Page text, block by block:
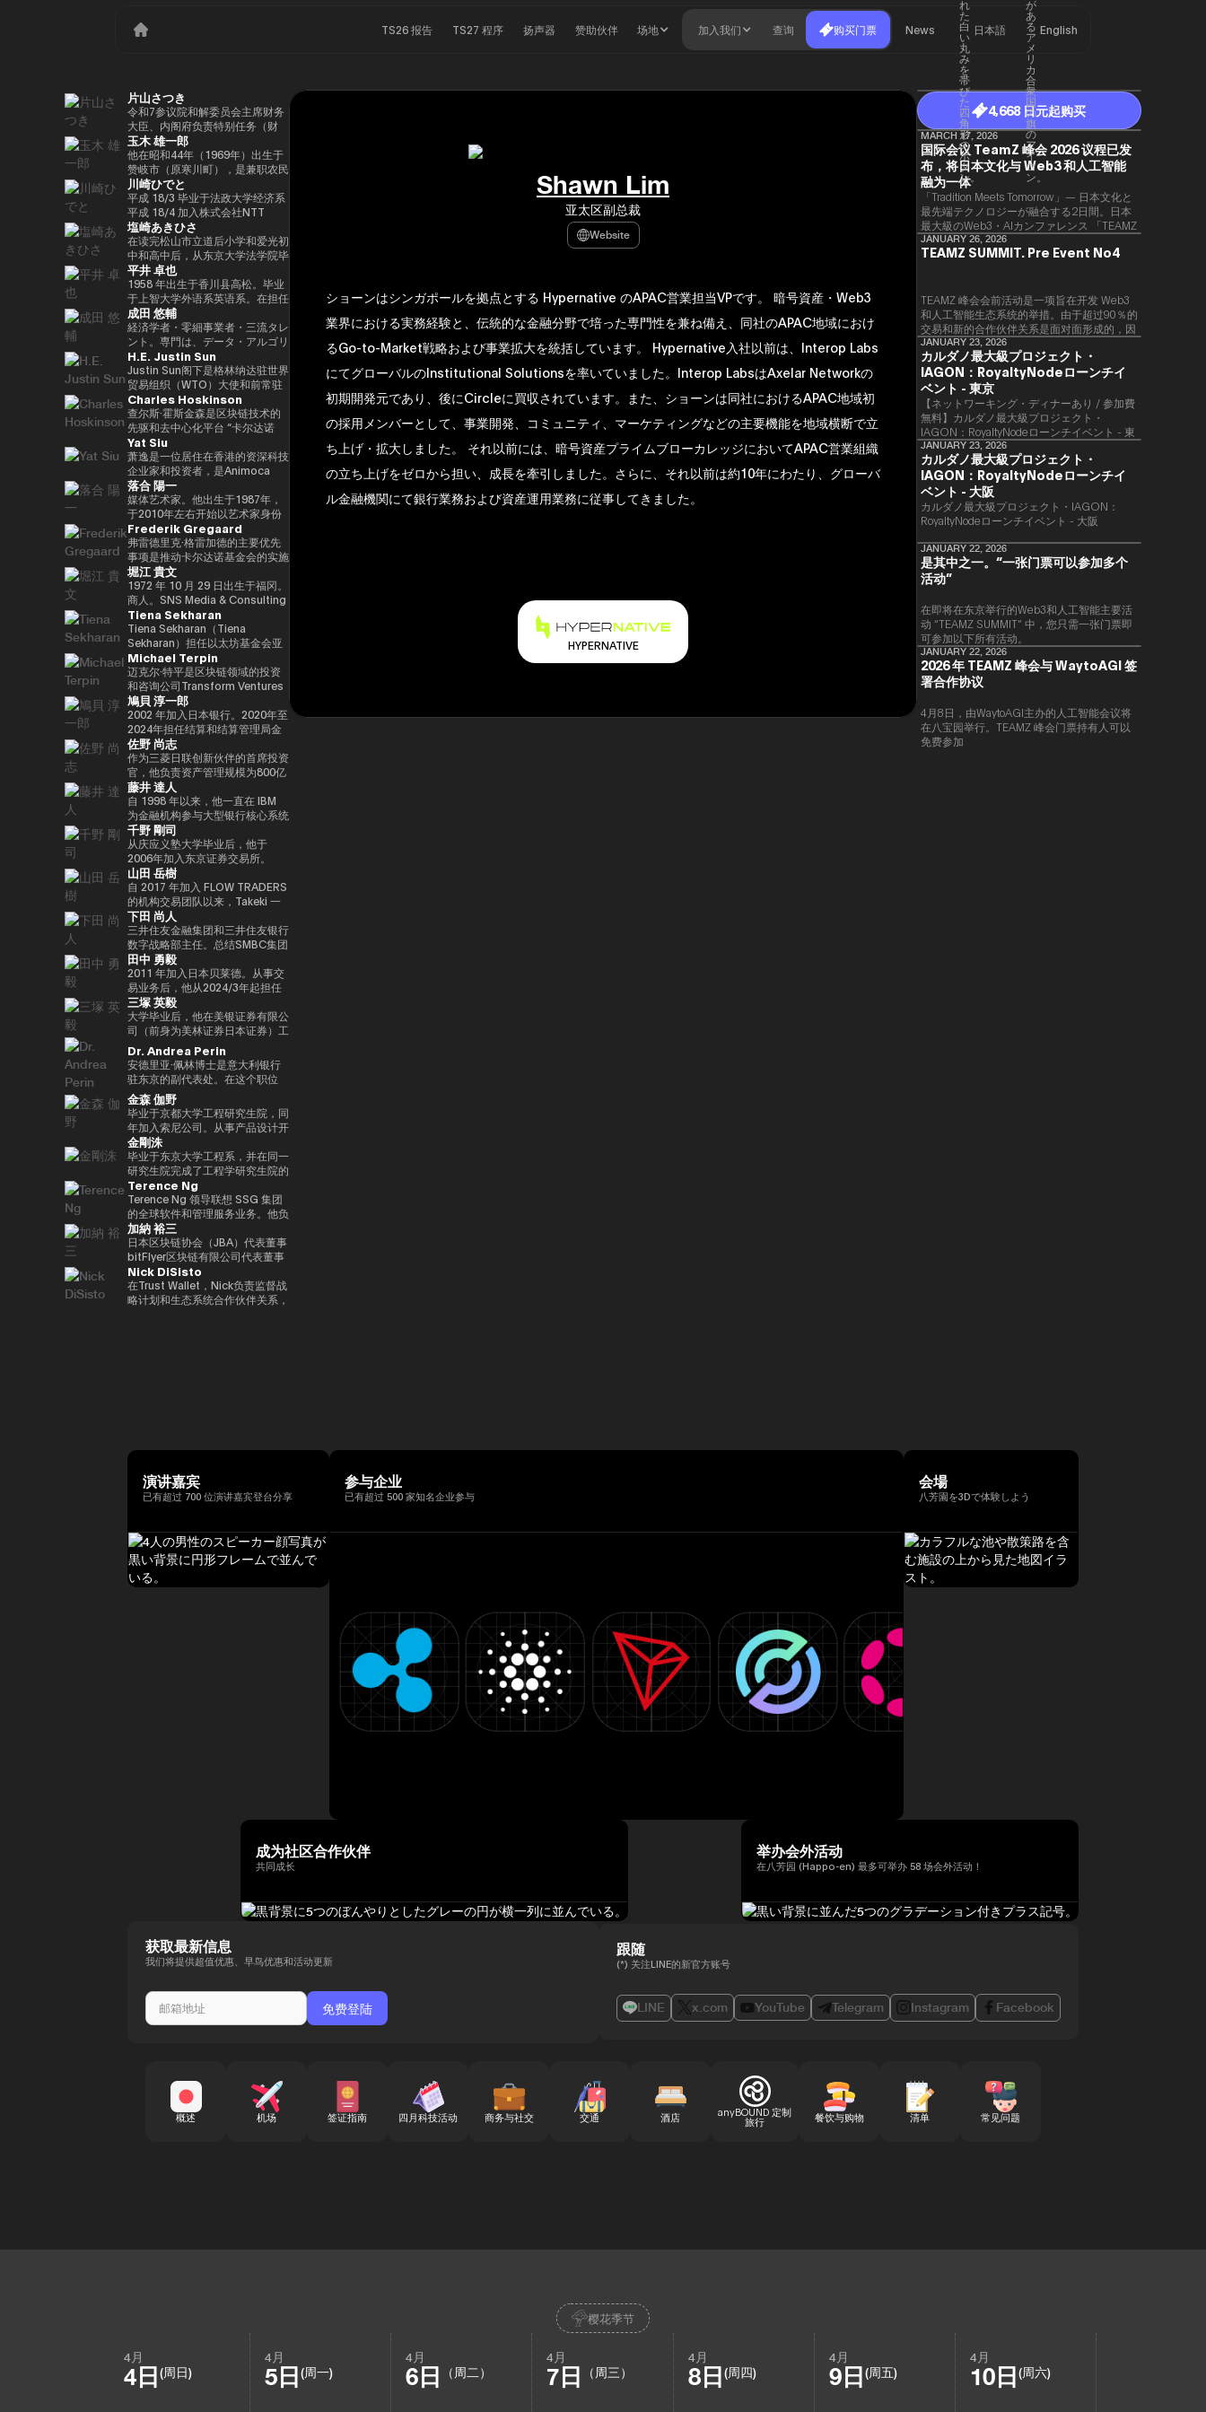
TS26 报告 TS27 程序 扬声器 赞助伙伴 场地 加入我们 查询 购买门票 News 日本語 English
片山さつき
令和7参议院和解委员会主席财务
大臣、内阁府负责特别任务（财
政）税收特别措施和补贴审查的部
长（高志内阁）
玉木 雄一郎
他在昭和44年（1969年）出生于
赞岐市（原寒川町），是兼职农民
的长子，他于昭和63（1988）毕
业于高松高中，平成5年（1993
年）毕业于东京大学法学院，同年
加入财政部 ※1 平成9年（1997
年），在平成完成哈佛大学研究生
院（肯尼迪学院）Isei
17（2005），正在竞选第 44 届
众议院选举。在获得70,177张选
票但以浪人身份失败了4年之后，
他在第45届众议院选举中获得了
109,863张选票，在平成
24（2012）第46届众议院选举中
获得79,153张选票，赢得第二个
任期，在平成26（2014）第47届
众议院选举中获得78,797张选
票，并在平成28（2016）民主党
竞选第三个任期进步党代表选举。
他被任命为该党代理秘书长，在平
成29年（2017年）的第48届众议
院选举中获得82,345张选票，并
当选第四任期（由香川县第二区希
望党正式批准），并竞选希望党联
合代表选举。希望党代表（11
月-）平成30年（2018年）全国民
主党联合代表（5月至9月）全国
民主党代表（9月〜）新国民民主
党通过令和2（2020）支部党成立
并成为代表（9月）（9月），在
令和3（2021）第49届众议院选
举的第49届众议院选举中获得
94,530张选票，当选为众议员到
目前为止，第 5 学期
2025.05.01。8月财政部（现为财
务部）在职1997/7至1999/6借调
至外务省（中东第一司）
20007/2001/6 金融厅证券交易监
督委员会 2001/7 至 2002/6 国税
厅大阪国税局总务科科长 2002/7
至 2005/6（负责特别任务的部长
官专家）2005/7 至 2005/8 财政
部首席审计局
川崎ひでと
平成 18/3 毕业于法政大学经济系
平成 18/4 加入株式会社NTT
DOCOMO 平成 29/8 众议院议员
川崎二郎秘书 玲和 3/10 在第 49
届众议院大选中首次当选 玲和
6/10 在第50届众议院大选中连任
玲和 6/11 内务通信国会副大臣
（第二届石原内阁） Reiwa 7/10
数字部长议会副部长、内阁府议会
副部长（第一届高中内阁） 玲和
8/2 数字部长议会副部长、内阁府
议会副部长（第二届高中内阁）
塩崎あきひさ
在读完松山市立道后小学和爱光初
中和高中后，从东京大学法学院毕
业后，他是长岛/小野/常松律师事
务所的合伙人律师。2021年，他
在众议院大选（爱媛县第一区）中
首次当选。前国会卫生、劳工和福
利部副部长。在党内，在经历过副
秘书长的经历后，他成为国会对策
委员会副主席。情报战略部、科
学、技术和创新战略部以及
AI/Web3小组委员会的秘书负责
人。
平井 卓也
1958 年出生于香川县高松。毕业
于上智大学外语系英语系。在担任
电通株式会社、西日本广播公司等
公司的总裁兼代表董事后，他在
2000年的第42届众议院选举中首
次当选。从那时起，他已经连续
10次当选。他先后担任过自民党
经济、工业和总务部主席、政治事
务研究委员会副主席、内阁府（负
责信息技术）大臣、国土、基础设
施、运输和旅游、内阁常务委员会
主席等职务，并以自民党信息技术
战略和特别任务委员会主席的身份
领导自民党的信息技术政策。平成
30/10年第四届安倍改组内阁中任
命了信息技术大臣和负责特殊任务
（科学和技术/知识产权战略/酷日
本战略/太空政策）的部长。负责
数字改革的部长在Reiwa 2的须贺
内阁中就职。第一任数字事务部长
在Reiwa 3就职。现任自民党公共
关系部主任兼数字社会促进部经
理。
成田 悠輔
経済学者・零細事業者・三流タレ
ント。専門は、データ・アルゴリ
ズム・ポエム・思想を組み合わせ
たビジネスと公共政策の想像とデ
ザイン。多分野の学術誌・学会に
研究を発表、多くの企業や自治体
と共同事業を行う。報道・討論・
お笑い・アート・ファッションな
ど多様な動画や雑誌の企画や出演
にも関わる。著書『22世紀の資
本主義：やがてお金は絶滅する』
『22世紀の民主主義：選挙はア
ルゴリズムになり、政治家はネコ
になる』、番組「成田悠輔と愛す
べき非生産性の世界」「夜明け前
のPLAYERS」「成田悠輔の聞か
れちゃいけない話」「walk」
「書く気がおきない」など。
H.E. Justin Sun
Justin Sun阁下是格林纳达驻世界
贸易组织（WTO）大使和前常驻
代表，世界领先的区块链和
DAOTRON的创始人，以及全球
最大的加密货币交易所之一HTX的
顾问。 他也被称为阿里巴巴创始
人马云培育的人，成为 2025/4 年
全球数字资产行业最著名和最有影
响力的人物之一，登上了《福布
斯》杂志的封面。 此外，它在国
际上获得了高度赞誉，例如多次入
选福布斯 “30岁以下30人（消费技
术部门）”。 2025/8 年，我登上
了 “蓝色起源 NS-34” 任务，并作
为世界上第 712 位宇航员前往太
空。 他的兴趣涵盖科技、投资、
艺术、慈善、游戏和太空探索。
Charles Hoskinson
查尔斯·霍斯金森是区块链技术的
先驱和去中心化平台 “卡尔达诺
（卡尔达诺）” 的创始人。他最初
是以太坊的联合创始人之一，在数
学逻辑和密码学方面有着深厚的背
景。卡尔达诺的特点是在学术研究
和同行评审的基础上开发的，旨在
促进金融普惠和智能合约。目前，
他以输入输出全球（IOG）首席执
行官的身份领导卡尔达诺的技术开
发。
Yat Siu
萧逸是一位居住在香港的资深科技
企业家和投资者，是Animoca
Brands的联合创始人兼执行主
席。Animoca Brands是区块链和
游戏领域的全球领导者，其使命是
为全球游戏玩家和互联网用户提供
数字产权。通过这样做，我们的目
标是实现一个更公平的数字框架，
这将有助于建立新的资产类别、边
玩边赚的经济和开放的元宇宙。
Yat 于 1990 年在德国雅达利开始
了他的职业生涯。1995年，他移
居香港，创立了香港
Cybercity/Freenation，这是亚
洲第一个免费网页和免费电子邮件
服务提供商。1998 年，他创立了
Outblaze，该公司被公认为多语
言白标网络服务的先驱。
Outblaze的消息业务于2009年被
出售给了IBM，然后Outblaze转
变为孵化器，旨在促进在数字娱乐
领域开发服务和产品的项目和公
司。Animoca Brands就是这样一
家孵化公司，它成立于2014年。
2017 年，我们建立了道尔顿学习
实验室，这是一个课后数字实验
室，旨在培养发散思维和设计思维
等技能，而这些技能在传统教育体
系中并不受到重视。他还是
ThinkBlaze的创始人，
ThinkBlaze是Outblaze的研究部
门，负责研究技术中具有社会意义
的问题。自2018年以来，Yat一直
是游戏行业使用区块链和NFT（不
可替代代币）的早期支持者。人们
认为，这将使游戏玩家能够真正拥
有游戏中的资产和数据，进而拥有
价值本身。Yat 对去中心化应用程
序和数字资产的潜力有了清晰的认
识，很快带领 Animoca Brands
在区块链、游戏、NFT 和开放的
元宇宙中占据了领导地位。
Animoca Brands已经开发了多个
以NFT为中心的子公司和产品组，
还投资了540多家区块链相关公
司，以建立世界上最大的区块链投
资组合之一。迄今为止，Yat先生
获得了许多荣誉，并被世界经济论
坛选为 “明日全球领袖” 之一，在
DHL/SCMP大奖中被选为 “年度青
年企业家”，并被Cointelegraph
评选为 “区块链行业值得关注的
100位人物”。此外，Yat先生是一
位接受过古典音乐正规培训的音乐
家，曾担任BAFTA（英国电影电
视艺术学院）的顾问委员会成员和
亚洲青年管弦乐团的董事会成员。
如有必要，可以准备更自然、更精
致的日语版本来介绍演讲者。
落合 陽一
媒体艺术家。他出生于1987年，
于2010年左右开始以艺术家身份
工作。她的作品以物化、转型和对
边界地区群众的钦佩为主题。筑波
大学/东京大学副教授，2025年日
本国际博览会（大阪/关西世博
会）主题项目制作人。写真集《渴
望弥撒（2019年阿曼那）》和
NFT作品《波浪的再数字化
（2021年基金会）》等获得了
2016年PrixarElectronica荣誉
奖、欧盟的StartsPrize和2019年
SXSWCreative
ExperienceArrowardsCreative
ExperienceArrowards。《阿波
罗》杂志40岁以下40位艺术与科
技，亚洲数字艺术奖卓越奖，以及
日本媒体艺术节艺术部评审委员会
推荐的许多作品。
Frederik Gregaard
弗雷德里克·格雷加德的主要优先
事项是推动卡尔达诺基金会的实施
战略，领导每项使命的整合和执
行，并实现快速价值创造，以使用
卡尔达诺实现包容性和公平的增
长。在加入基金会之前，他在瑞士
和斯堪的纳维亚国家工作了17年
以上，在专业服务和金融行业工
作，专注于资本市场、数字资产管
理、私人银行和交易基础设施。
堀江 貴文
1972 年 10 月 29 日出生于福冈。
商人。SNS Media & Consulting
Co., Ltd. 的创始人目前，他们活
跃于火箭开发、应用生产以及作为
预防医学促进协会对人们进行预防
医学教育等各个领域。会员制在线
沙龙 “堀江隆文创新大学（HIU）”
正在开发各种项目，拥有近700名
会员。
http://salon.horiemon.com 这
本书《如果你花钱，就用它来保护
自己的身体》。“CHATGPT 与
“没有未来工作的人”、“2035 年日
本堀右卫门在 10 年后对未来的完
整预测” 等
Tiena Sekharan
Tiena Sekharan（Tiena
Sekharan）担任以太坊基金会亚
太地区（APAC）地区机构负责
人，并通过促进企业领域的采用来
领导以太坊生态系统的发展。他的
职业生涯始于传统金融行业，曾担
任雷曼兄弟、法国巴黎银行和摩根
大通等重要职位。在加入以太坊基
金会之前，我属于摩根大通的区块
链部门KineXYS，负责推广摩根大
通硬币和代币化存款等产品。
Michael Terpin
迈克尔·特平是区块链领域的投资
和咨询公司Transform Ventures
的创始人兼首席执行官，同时也是
Supercycle Genesis Partners,
LP的首席执行官兼首席投资官
（CIO）。该基金是世界上第一个
专门研究比特币的算法加密资产对
冲基金，它建立了一个投资假设，
即比特币每个周期都以高价出售，
并以最低价格回购更多比特币。
Turpin是一位经验丰富的高管，作
为连续创业者和投资者活跃了超过
35年，并成功退出多次。基于这
一往绩，成立了位于波多黎各的家
族办公室Transform Capital。他
也被称为比特币的早期投资者和思
想领袖（思想领袖），他参与了包
括以太坊和泰达币在内的重大区块
链项目的初始营销和咨询。由于这
些成就，它被CNBC称为 “加密教
父（加密教父）”。BitAngels 于
2013 年共同创立，BitAngels
Fund 1 于 2014 年共同创立。该
基金以以太坊众筹中以每枚代币
30美分的价格投资100万美元而闻
名。图尔平也是2015年开发了 “比
特币四季模型（比特币的四季）”
的人，他于2024年由天马出版社
出版的《比特币超级周期》一书获
得了高度赞誉，并因准确预测
2024/11年初比特币的历史高点更
新而受到关注。在进入数字资产领
域之前，他创立了Market
Wire（现为GlobeNewsWire）。
该公司目前是阿波罗环球管理旗下
的一个业务部门，规模约为5亿美
元。此外，作为消费互联网早期营
销的先驱，他参与了数十个著名互
联网品牌的发展，首先是The
Motley Fool、America Online
Greenhouse和Earthlink的推出。
作为教育背景，她获得了纽约州立
大学布法罗分校的创意写作硕士学
位。他获得了雪城大学的两个学士
学位，自2000年以来，他还曾在
鳩貝 淳一郎
2002 年加入日本银行。2020年至
2024年担任结算和结算管理局金
融科技小组负责人。2024-2025
年，金融科技中心副主任兼数字货
币验证组负责人。他从 2025/7 年
起被借调，目前担任现任职务。自
2025/4以来，他一直是东京大学
经济学研究生院CARF的受邀研究
员。翻译内容包括 “比特币和区块
链：支持加密货币的技术”（NTT
Publishing）和 “掌握以太坊——
构建智能合约和去中心化应用程
序”（O'Reilly Japan）。合著了
《Web3的未解决问题》（日经英
国石油公司）和《13人对Web3加
密资产的未来预测》（朝日新闻出
版社）。
佐野 尚志
作为三菱日联创新伙伴的首席投资
官，他负责资产管理规模为800亿
日元的基金中的创业投资和业务发
展，主要是在日本、美国和亚洲。
在加入MUIP之前，他曾在独立风
险投资公司Global Brain参与国内
和国际创业投资和CVC管理。在
此之前，他在索尼担任品类经理，
经营海外业务，负责为技术投资和
合资设立以及零售能源业务等新业
务项目提供资金。
藤井 達人
自 1998 年以来，他一直在 IBM
为金融机构参与大型银行核心系统
开发和咨询服务。在微软工作后，
他参与了三菱日联金融集团的创新
业务并领导了DX项目。在AU
Financial Holdings担任执行官、
首席数字官和IT总经理以及微软的
业务执行官兼金融创新部门经理之
后，他目前担任现任职务。通用公
司协会 FINOVATORS 成立。
2021年被任命为日本区块链协会
理事。毕业于同志社大学，在东京
大学完成了第17次EMP。
千野 剛司
从庆应义塾大学毕业后，他于
2006年加入东京证券交易所。
2008年金融危机后，他参与了债
务违约管理流程改进项目，领导了
日本证券清算组织的场外衍生品
（信用违约互换和利率互换）结算
项目，并负责日本交易所集团清算
结算领域的业务规划。自2016年
以来，我一直在PWCJapan首席
执行官办公室（企业规划）支持领
导团队的战略讨论。2018/7年，
他加入了运营全球加密资产交易所
Kraken的Payward, Inc.（美
国），并为金融服务局的注册做出
了贡献。从2020/3年起，他就任
公司在日本的代表。2022/7 年，
他就任币安驻日本代表。完成了牛
津大学工商管理硕士（MBA）学
位。
山田 岳樹
自 2017 年加入 FLOW TRADERS
的机构交易团队以来，Takeki 一
直为机构投资者提供流动性服务，
通过大宗交易覆盖包括 ETF、国
际债券及数字资产在内的多种资产
类别，工作地点涵盖新加坡及香
港。 他同时负责日本业务的整体
发展，与日本国内的机构投资者、
ETF 发行方、交易平台、证券交
易所以及加密资产交易所保持密切
合作。 FLOW TRADERS 已连续
多年获得东京证券交易所颁发的
“最佳做市商”奖项。作为一家上市
公司，FLOW TRADERS 亦积极参
与包括现货加密资产及加密资产
ETF 在内的数字资产流动性提
供，致力于连接传统金融与数字资
产行业。
下田 尚人
三井住友金融集团和三井住友银行
数字战略部主任。总结SMBC集团
在数字资产方面的工作。日本银行
结算与结算服务局顾问，任期至
2025/6。结算与结算管理局利用
新技术（Project Agora等）参与
规划和推广先进的结算项目，以及
关于人工智能对金融系统的影响的
国际研究。他还参与了各种国际政
策讨论机构，例如国际清算银行结
算市场基础设施委员会
（CPMI）、七国集团数字支付专
家组（2023年联席主席）、金融
稳定委员会（FSB）创新网络和
BIS/中央银行CBDC小组。在日本
银行，他还先后担任过长崎分行经
理、香港办事处经理、金融机构局
国际科科长（负责巴塞尔监管）、
国际局规划师等职务。在财务省，
他作为国际组织司的规划官负责国
际金融（FATF、FSB等）。毕业
于一桥大学法学院。我在哈佛大学
攻读了计算机科学专业 AI。
田中 勇毅
2011 年加入日本贝莱德。从事交
易业务后，他从2024/3年起担任
贝莱德全球市场经理，负责监督交
易、证券借贷和现金管理。他还曾
在日本的数字战略领域工作。自
2025 年 1 月起，他还担任全球产
品解决方案部，负责监督同一部门
的过渡管理。
三塚 英毅
大学毕业后，他在美银证券有限公
司（前身为美林证券日本证券）工
作，在法国巴黎银行证券有限公司
担任多个职位后，他成为全球市场
管理部的首席运营官。在Web3公
司Animoca Brands Co., Ltd.成
立时担任首席运营官后，他自
2024/3年以来一直担任现任职
务。
Dr. Andrea Perin
安德里亚·佩林博士是意大利银行
驻东京的副代表处。在这个职位
上，我负责日本、韩国、台湾、澳
大利亚和新西兰的经济政策讨论和
宏观经济和金融趋势的分析。我们
还努力通过与当地金融和监管机
构、机构投资者和商界的对话，增
进对意大利经济的理解，进一步加
强两国之间的经济和金融关系。他
在中央银行、银行监管机构以及包
括欧洲中央银行（ECB）和欧洲投
资银行（EIB）在内的国际金融机
构拥有超过15年的经验，在金融
监管、治理和合规方面拥有深厚的
专业知识。我获得了罗马托尔维加
塔大学关于健全监管和监管机构制
裁权限的法学博士学位。
金森 伽野
毕业于京都大学工程研究生院，同
年加入索尼公司。从事产品设计开
发、产品策划和营销工作。之后，
我以互联网证券和经验丰富的客户
体验、CX策略推广等方式推出了
一项新的金融科技业务。于2022
年加入索尼银行，目前正在以索尼
银行DX业务规划经理的身份推广
与Web3相关的新业务规划。
金剛洙
毕业于东京大学工程系，并在同一
研究生院完成了工程学研究生院的
课程。加入花旗证券有限公司，从
事日本政府债券和利率衍生品的交
易业务。之后，他加入了松尾实验
室株式会社，一直负责机器学习项
目的规划、PoC 和开发。他于
2022年就任公司董事，还成立了
一个专门研究生成式人工智能的新
风险投资基金。
Terence Ng
Terence Ng 领导联想 SSG 集团
的全球软件和管理服务业务。他负
责推动战略性微软云解决方案提供
商 (CSP) 计划，并与微软合作推
进整体相关服务解决方案。他在安
全、软件、云和人工智能生态系统
领域领导全球市场的重要战略合作
伙伴关系和销售。 自2011年加入
好的记录。 Terence Ng 拥有新加
坡南洋理工大学的商业研究学士学
位。他目前居住在新加坡，是区块
链和人工智能技术的狂热粉丝。
加納 裕三
日本区块链协会（JBA）代表董事
bitFlyer区块链有限公司代表董事
高盛证券有限公司等，他在
2014/1年共同创立了bitFlyer有限
公司。 自bitFlyer成立以来，它一
块链协会（JBA）的代表董事、一
般注册协会日本元界顾问、
ISO/TC307全国审议委员会代表
委员会成员和国防部意见领袖。
七国集团就业创新部长级会议、
2019年G20/V20虚拟资产服务提
供商峰会以及由内阁秘书处主办的
公私数据利用促进基本计划执行委
员会等，并雄心勃勃地致力于
Nick DiSisto
在Trust Wallet，Nick负责监督战
略计划和生态系统合作伙伴关系，
同时与产品、安全、工程和营销等
各个部门密切合作。Nick 专注于
“将代码转化为现实世界的价值”，
正在将自托管钱包发展为下一代金
塑造其未来。
Shawn Lim
亚太区副总裁
Website
ショーンはシンガポールを拠点とする Hypernative のAPAC営業担当VPです。 暗号資産・Web3
業界における実務経験と、伝統的な金融分野で培った専門性を兼ね備え、同社のAPAC地域におけ
るGo-to-Market戦略および事業拡大を統括しています。 Hypernative入社以前は、Interop Labs
にてグローバルのInstitutional Solutionsを率いていました。Interop LabsはAxelar Networkの
初期開発元であり、後にCircleに買収されています。また、ショーンは同社におけるAPAC地域初
の採用メンバーとして、事業開発、コミュニティ、マーケティングなどの主要機能を地域横断で立
ち上げ・拡大しました。 それ以前には、暗号資産プライムブローカレッジにおいてAPAC営業組織
の立ち上げをゼロから担い、成長を牽引しました。さらに、それ以前は約10年にわたり、グローバ
ル金融機関にて銀行業務および資産運用業務に従事してきました。
HYPERNATIVE
4,668 日元起购买
MARCH 17, 2026
国际会议 TeamZ 峰会 2026 议程已发
布，将日本文化与 Web3 和人工智能
融为一体
「Tradition Meets Tomorrow」— 日本文化と
最先端テクノロジーが融合する2日間。日本
最大級のWeb3・AIカンファレンス 「TEAMZ
Summit 2026」 が、2026年4月7日・8日に
東京・八芳園にて開催されます。今年のテー
る、特別な2日間となります。このたび、公
式アジェンダが公開されました。（※登壇者
のスケジュール等の都合により、開催までに
内容が変更となる可能性があります。）
JANUARY 26, 2026
TEAMZ SUMMIT. Pre Event No4
TEAMZ 峰会会前活动是一项旨在开发 Web3
和人工智能生态系统的举措。由于超过90％的
交易和新的合作伙伴关系是面对面形成的，因
此TEAMZ将在本次活动之前举行一次数量有
限的交流会议，以在轻松的氛围中促进高质量
的交流。
JANUARY 23, 2026
カルダノ最大級プロジェクト・
IAGON：RoyaltyNodeローンチイ
ベント - 東京
【ネットワーキング・ディナーあり / 参加費
無料】カルダノ最大級プロジェクト・
IAGON：RoyaltyNodeローンチイベント - 東
京
JANUARY 23, 2026
カルダノ最大級プロジェクト・
IAGON：RoyaltyNodeローンチイ
ベント - 大阪
​カルダノ最大級プロジェクト・IAGON：
RoyaltyNodeローンチイベント - 大阪
JANUARY 22, 2026
是其中之一。“一张门票可以参加多个
活动”
在即将在东京举行的Web3和人工智能主要活
动 “TEAMZ SUMMIT” 中，您只需一张门票即
可参加以下所有活动。
JANUARY 22, 2026
2026 年 TEAMZ 峰会与 WaytoAGI 签
署合作协议
4月8日，由WaytoAGI主办的人工智能会议将
在八宝园举行。TEAMZ 峰会门票持有人可以
免费参加
演讲嘉宾
已有超过 700 位演讲嘉宾登台分享
参与企业
已有超过 500 家知名企业参与
会場
八芳園を3Dで体験しよう
成为社区合作伙伴
共同成长
举办会外活动
在八芳园 (Happo-en) 最多可举办 58 场会外活动！
获取最新信息
我们将提供超值优惠、早鸟优惠和活动更新
跟随
(*) 关注LINE的新官方账号
LINE x.com YouTube Telegram Instagram Facebook
概述 机场 签证指南 四月科技活动 商务与社交 交通 酒店 anyBOUND 定制
旅行 餐饮与购物 清单 常见问题
樱花季节
4月
4日 (周日)
4月
5日(周一)
4月
6日 （周二）
4月
7日 （周三）
4月
8日 (周四)
4月
9日 (周五)
4月
10日 (周六)